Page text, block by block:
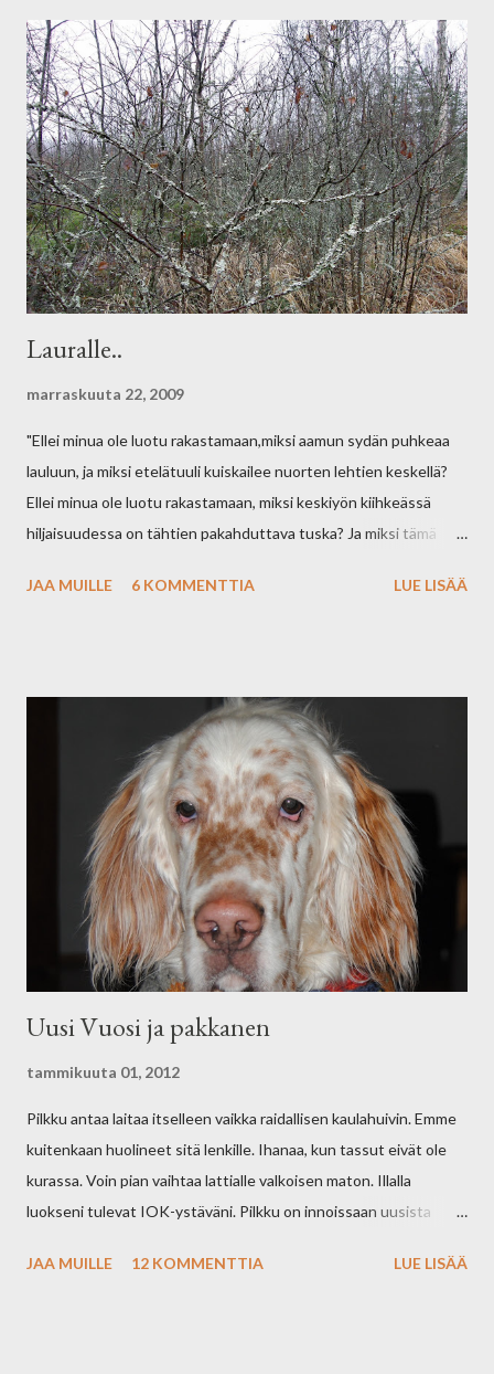
Lauralle..
marraskuuta 22, 2009
"Ellei minua ole luotu rakastamaan,miksi aamun sydän puhkeaa
lauluun, ja miksi etelätuuli kuiskailee nuorten lehtien keskellä?
Ellei minua ole luotu rakastamaan, miksi keskiyön kiihkeässä
hiljaisuudessa on tähtien pakahduttava tuska? Ja miksi tämä
se ei edes tunne? Huomasin aamun hesarista, että Laura
Huomasin Lauran heti hänen pinkistä villatakistaan ja pinkistä
pipostaan. Hän ei halunnut käyttää peruukkia. Juttelimme paljon
iltaisin kansanopiston karussa keittiössä, nakertaen riisikakkuja
ja homejuustoa. Laura kertoi avoimmesti syövästään. Hän
ihmetteli,: "Miksi ihmisen- ainakin hänen- täytyy sairastua
vakavasti, ennenkuin hän oppii ymmärtämään mitä Rakkaus
oikeasti on ja oppii rakastamaan?" Jokin Laurassa meni minuun
hyvin syvälle. Meistä tuli ystäv...
JAA MUILLE 6 KOMMENTTIA LUE LISÄÄ
Uusi Vuosi ja pakkanen
tammikuuta 01, 2012
Pilkku antaa laitaa itselleen vaikka raidallisen kaulahuivin. Emme
kuitenkaan huolineet sitä lenkille. Ihanaa, kun tassut eivät ole
kurassa. Voin pian vaihtaa lattialle valkoisen maton. Illalla
luokseni tulevat IOK-ystäväni. Pilkku on innoissaan uusista
tästä pitkästä Joululomastani. Kuinka osaankaan palata arkeen.
JAA MUILLE 12 KOMMENTTIA LUE LISÄÄ